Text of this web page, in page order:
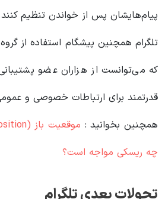
پیام‌هایشان پس از خواندن تنظیم
تلگرام همچنین پیشگام استفاده از
که می‌توانست از هزاران عضو
قدرتمند برای ارتباطات خصوصی و
همچنین بخوانید :
چه ریسکی مواجه است؟